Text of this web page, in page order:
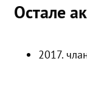
Остале
2017.